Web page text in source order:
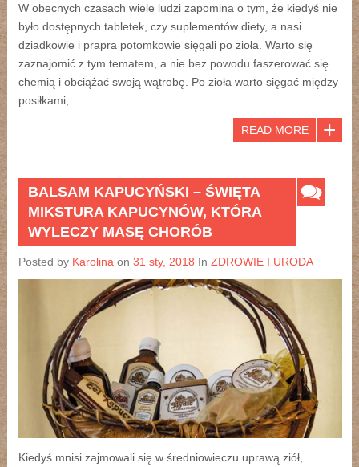
W obecnych czasach wiele ludzi zapomina o tym, że kiedyś nie
było dostępnych tabletek, czy suplementów diety, a nasi
dziadkowie i prapra potomkowie sięgali po zioła. Warto się
zaznajomić z tym tematem, a nie bez powodu faszerować się
chemią i obciążać swoją wątrobę. Po zioła warto sięgać między
posiłkami,
READ MORE
BALSAM KAPUCYŃSKI – ŚWIĘTA
MIKSTURA KAPUCYNÓW, KTÓRA
WYLECZY MASĘ CHORÓB
Posted by Karolina on 31 sty, 2018 In ZDROWIE I URODA
Kiedyś mnisi zajmowali się w średniowieczu uprawą ziół,